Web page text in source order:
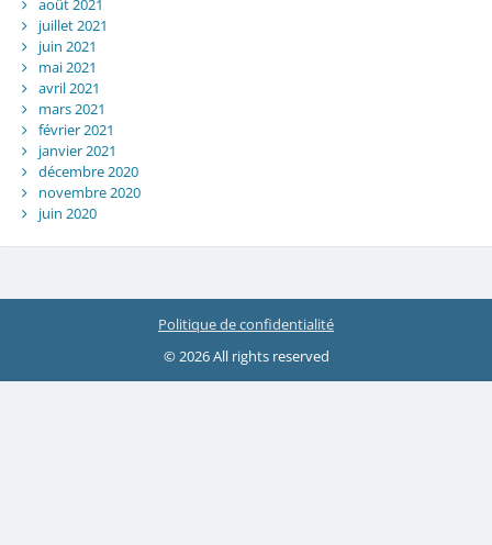
août 2021
juillet 2021
juin 2021
mai 2021
avril 2021
mars 2021
février 2021
janvier 2021
décembre 2020
novembre 2020
juin 2020
Politique de confidentialité
© 2026 All rights reserved